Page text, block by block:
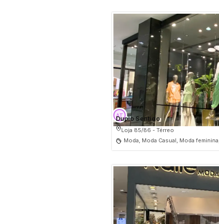
Duplo Sentido
Loja 85/86 - Térreo
Moda, Moda Casual, Moda